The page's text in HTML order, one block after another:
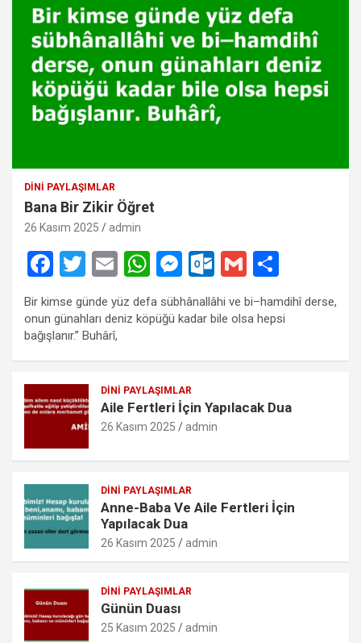
DINI PAYLAŞIMLAR
Bana Bir Zikir Öğret
26 Kasım 2025 admin
F
ce
b
o
o
k
T
wi
tt
er
E
m
ail
W
h
at
A
p
p
M
es
se
g
er
O
ut
lo
k.
o
G
m
ail
h
ar
Bir kimse günde yüz defa sübhânallâhi ve bi–hamdihî derse,
onun günahları deniz köpüğü kadar bile olsa hepsi
bağışlanır.” Buhârî,
DINI PAYLAŞIMLAR
Aile Fertleri İçin Yapılacak Dua
26 Kasım 2025 admin
DINI PAYLAŞIMLAR
Anne-Baba Ve Aile Fertleri İçin
Yapılacak Dua
26 Kasım 2025 admin
DINI PAYLAŞIMLAR
Günün Duası
25 Kasım 2025 admin